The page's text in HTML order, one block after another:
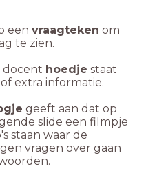
een vraagteken om
te zien.
docent hoedje staat
extra informatie.
geeft aan dat op
slide een filmpje
staan waar de
vragen over gaan